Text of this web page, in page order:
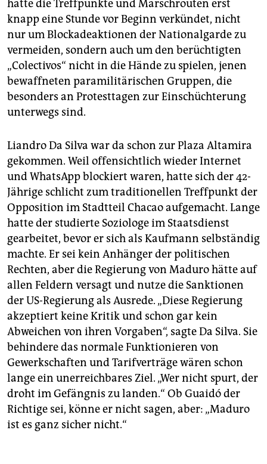
hatte die Treffpunkte und Marschrouten erst
knapp eine Stunde vor Beginn verkündet, nicht
nur um Blockadeaktionen der Nationalgarde zu
vermeiden, sondern auch um den berüchtigten
„Colectivos“ nicht in die Hände zu spielen, jenen
bewaffneten paramilitärischen Gruppen, die
besonders an Protesttagen zur Einschüchterung
unterwegs sind.
Liandro Da Silva war da schon zur Plaza Altamira
gekommen. Weil offensichtlich wieder Internet
und WhatsApp blockiert waren, hatte sich der 42-
Jährige schlicht zum traditionellen Treffpunkt der
Opposition im Stadtteil Chacao aufgemacht. Lange
hatte der studierte Soziologe im Staatsdienst
gearbeitet, bevor er sich als Kaufmann selbständig
machte. Er sei kein Anhänger der politischen
Rechten, aber die Regierung von Maduro hätte auf
allen Feldern versagt und nutze die Sanktionen
der US-Regierung als Ausrede. „Diese Regierung
akzeptiert keine Kritik und schon gar kein
Abweichen von ihren Vorgaben“, sagte Da Silva. Sie
behindere das normale Funktionieren von
Gewerkschaften und Tarifverträge wären schon
lange ein unerreichbares Ziel. „Wer nicht spurt, der
droht im Gefängnis zu landen.“ Ob Guaidó der
Richtige sei, könne er nicht sagen, aber: „Maduro
ist es ganz sicher nicht.“